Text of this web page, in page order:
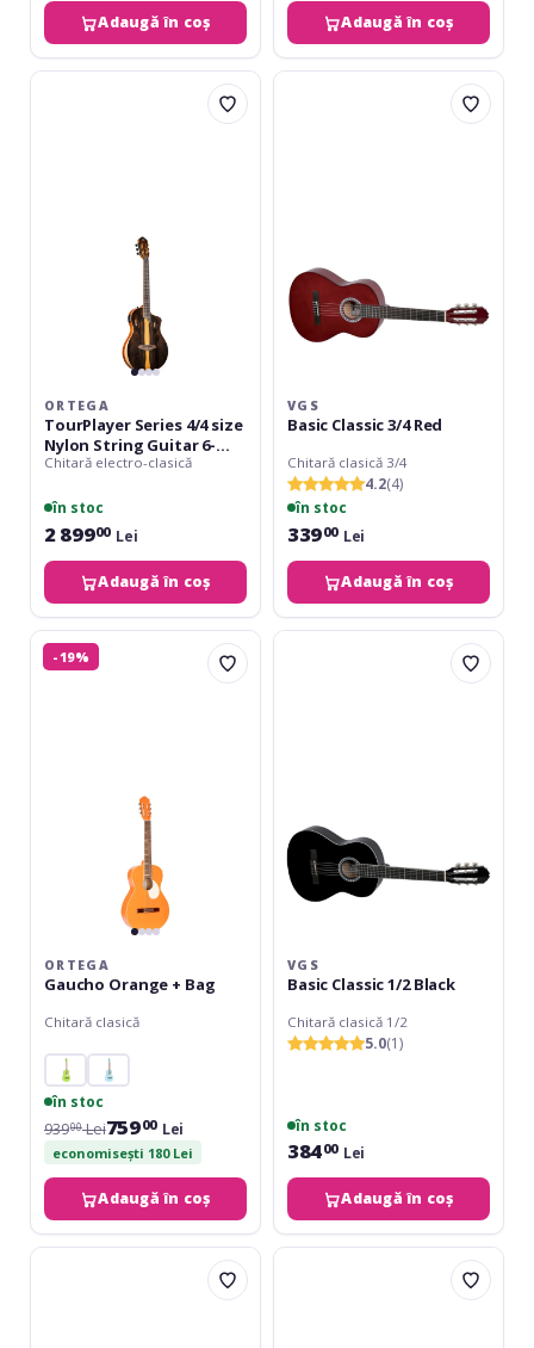
Adaugă în coș Adaugă în coș
Ortega
ORTEGA
TourPlayer Series 4/4 size
Nylon String Guitar 6-
String + Pro Gig Bag
Chitară electro-clasică
în stoc
2 89900 Lei
Adaugă în coș
VGS
VGS
Basic Classic 3/4 Red
Chitară clasică 3/4
4.2(4)
în stoc
33900 Lei
Adaugă în coș
Ortega
Gaucho
-19%
ORTEGA
Gaucho Orange + Bag
Chitară clasică
în stoc
93900Lei75900 Lei
economisești 180 Lei
Adaugă în coș
VGS
VGS
Basic Classic 1/2 Black
Chitară clasică 1/2
5.0(1)
în stoc
38400 Lei
Adaugă în coș
Ortega
Dimavery